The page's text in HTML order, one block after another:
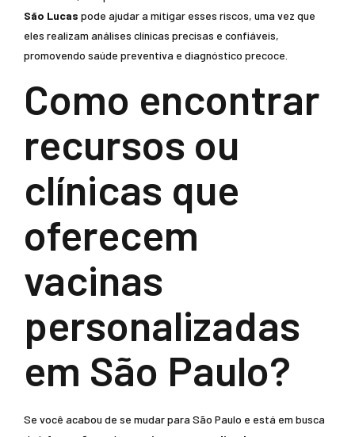
São Lucas pode ajudar a mitigar esses riscos, uma vez que
eles realizam análises clínicas precisas e confiáveis,
promovendo saúde preventiva e diagnóstico precoce.
Como encontrar
recursos ou
clínicas que
oferecem
vacinas
personalizadas
em São Paulo?
Se você acabou de se mudar para São Paulo e está em busca